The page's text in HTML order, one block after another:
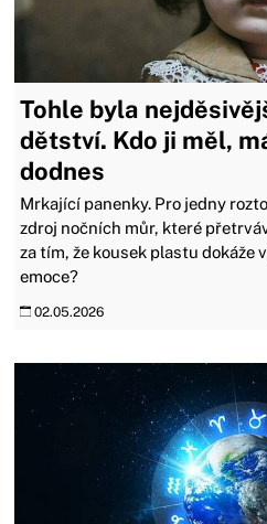
Tohle byla
dětství. Kdo ji měl,
dodnes
Mrkající panenky. Pro jedny
zdroj nočních můr, které
za tím, že kousek plastu dokáže
emoce?
02.05.2026